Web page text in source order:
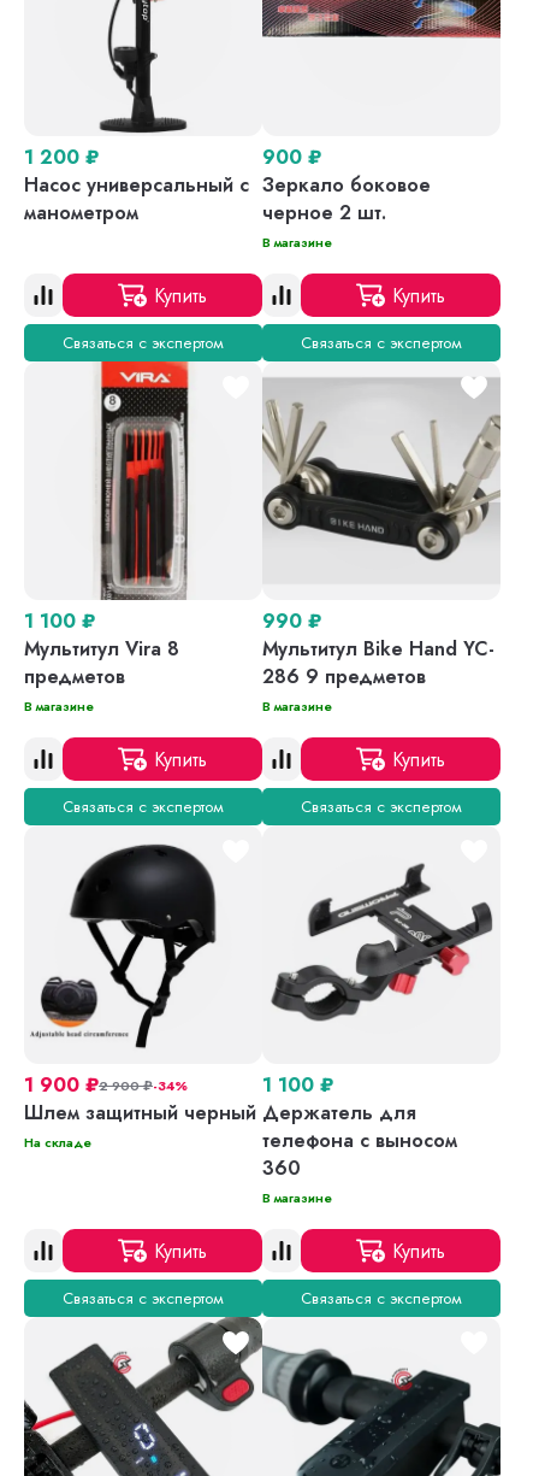
1 200 ₽
Насос универсальный с
манометром
Купить
Связаться с экспертом
900 ₽
Зеркало боковое
черное 2 шт.
В магазине
Купить
Связаться с экспертом
1 100 ₽
Мультитул Vira 8
предметов
В магазине
Купить
Связаться с экспертом
990 ₽
Мультитул Bike Hand YC-
286 9 предметов
В магазине
Купить
Связаться с экспертом
1 900 ₽2 900₽-34%
Шлем защитный черный
На складе
Купить
Связаться с экспертом
1 100 ₽
Держатель для
телефона с выносом
360
В магазине
Купить
Связаться с экспертом